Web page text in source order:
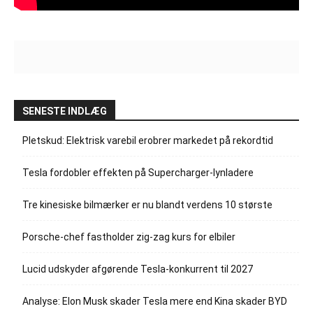
SENESTE INDLÆG
Pletskud: Elektrisk varebil erobrer markedet på rekordtid
Tesla fordobler effekten på Supercharger-lynladere
Tre kinesiske bilmærker er nu blandt verdens 10 største
Porsche-chef fastholder zig-zag kurs for elbiler
Lucid udskyder afgørende Tesla-konkurrent til 2027
Analyse: Elon Musk skader Tesla mere end Kina skader BYD